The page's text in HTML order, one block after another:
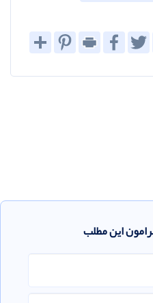
Share
PinterestPrint
FacebookTwitter
این مطلب